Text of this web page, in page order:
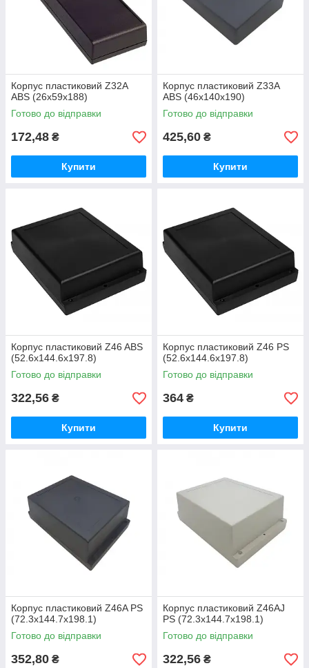
Корпус пластиковий Z32A
ABS (26х59х188)
Готово до відправки
172,48 ₴
Купити
Корпус пластиковий Z33A
ABS (46х140х190)
Готово до відправки
425,60 ₴
Купити
Корпус пластиковий Z46 ABS
(52.6х144.6х197.8)
Готово до відправки
322,56 ₴
Купити
Корпус пластиковий Z46 PS
(52.6х144.6х197.8)
Готово до відправки
364 ₴
Купити
Корпус пластиковий Z46A PS
(72.3x144.7x198.1)
Готово до відправки
352,80 ₴
Корпус пластиковий Z46AJ
PS (72.3x144.7x198.1)
Готово до відправки
322,56 ₴